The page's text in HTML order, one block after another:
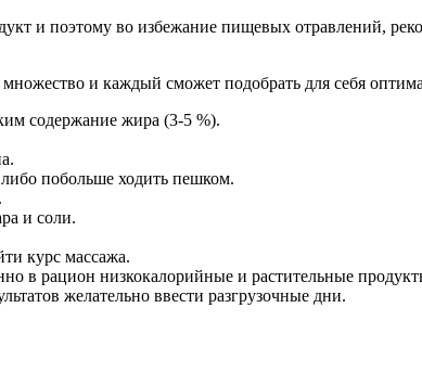
и поэтому во избежание пищевых отравлений,
и каждый сможет подобрать для себя
содержание жира (3-5 %).
побольше ходить пешком.
и соли.
курс массажа.
в рацион низкокалорийные и растительные
желательно ввести разгрузочные дни.